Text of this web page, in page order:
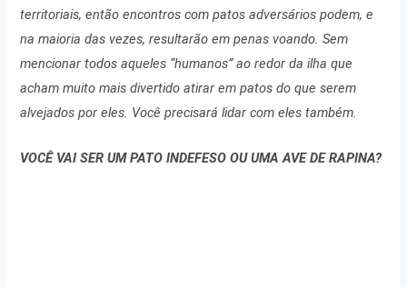
territoriais, então encontros com patos adversários podem, e
na maioria das vezes, resultarão em penas voando. Sem
mencionar todos aqueles “humanos” ao redor da ilha que
acham muito mais divertido atirar em patos do que serem
alvejados por eles. Você precisará lidar com eles também.
VOCÊ VAI SER UM PATO INDEFESO OU UMA AVE DE RAPINA?